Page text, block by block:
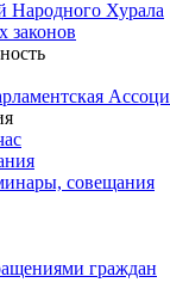
Народного Хурала
законов
совещания
граждан